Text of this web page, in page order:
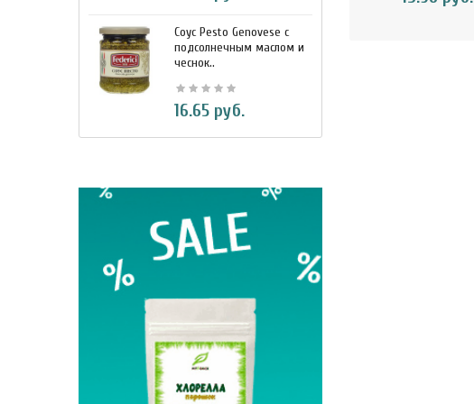
Соус Pesto Genovese c
подсолнечным маслом и
чеснок..
16.65 руб.